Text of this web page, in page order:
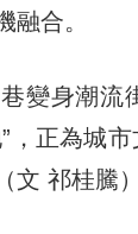
融合。
身潮流
，正為城
文 祁桂騰）